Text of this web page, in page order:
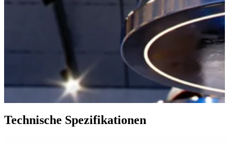
Technische Spezifikationen